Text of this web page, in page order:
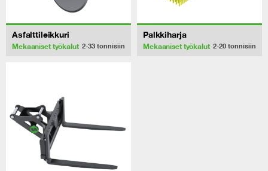
Asfalttileikkuri
Mekaaniset työkalut 2-33 tonnisiin
Palkkiharja
Mekaaniset työkalut 2-20 tonnisiin